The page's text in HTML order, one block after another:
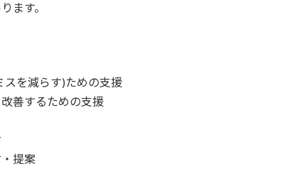
す。
スを減らす)ための支援
善するための支援
提案